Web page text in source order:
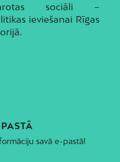
sociāli –
ieviešanai Rīgas
savā e-pastā!